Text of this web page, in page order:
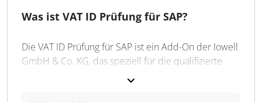
Web-App oder API-Integration
Korrekte Stammdatenanzeige
EU27-weite Abdeckung
Automatisierte Steuermeldung
Was ist VAT ID Prüfung für SAP?
Die VAT ID Prüfung für SAP ist ein Add-On der Iowell
GmbH & Co. KG, das speziell für die qualifizierte